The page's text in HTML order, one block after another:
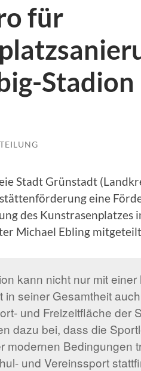
für
Stadion
Stadt Grünstadt
eine
des Kunstrasenplatzes
Michael Ebling
kann nicht nur mit
in seiner Gesamtheit
und Freizeitfläche der
dazu bei, dass die
modernen Bedingungen
und Vereinssport